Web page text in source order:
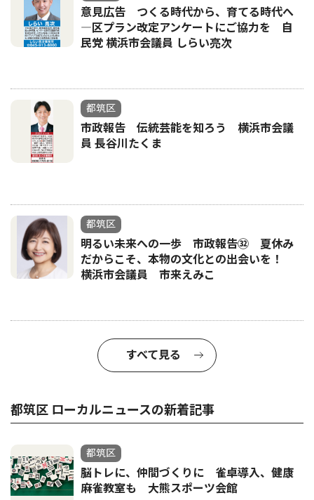
意見広告 つくる時代から、育てる時代へ
―区プラン改定アンケートにご協力を 自
民党 横浜市会議員 しらい亮次
都筑区
市政報告 伝統芸能を知ろう 横浜市会議
員 長谷川たくま
都筑区
明るい未来への一歩 市政報告㉜ 夏休み
だからこそ、本物の文化との出会いを！
横浜市会議員 市来えみこ
すべて見る
都筑区 ローカルニュースの新着記事
都筑区
脳トレに、仲間づくりに 雀卓導入、健康
麻雀教室も 大熊スポーツ会館